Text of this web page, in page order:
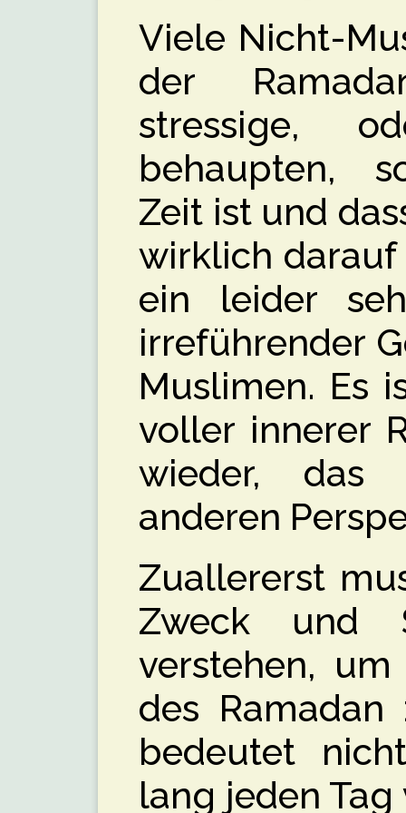
Viele Nicht-
der
stressige,
behaupten,
Zeit ist und
wirklich darauf
ein leider
irreführender
Muslimen. Es
voller innerer
wieder, das
anderen
Zuallererst
Zweck und
verstehen,
des Ramadan
bedeutet
lang jeden